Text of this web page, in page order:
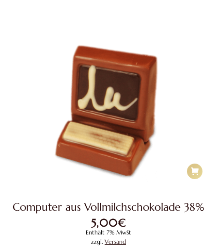
Computer aus Vollmilchschokolade 38%
5,00€
Enthält 7% MwSt
zzgl. Versand